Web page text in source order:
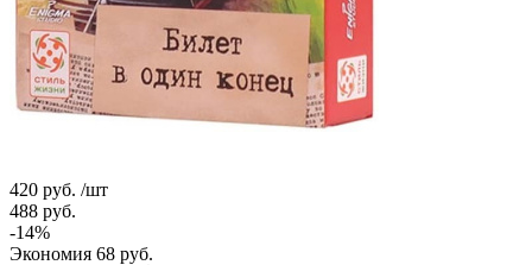
420 руб. /шт
488 руб.
-14%
Экономия 68 руб.